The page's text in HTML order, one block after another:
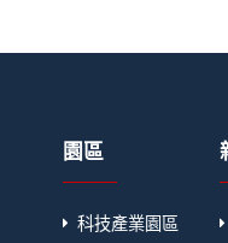
園區
科技產業園區